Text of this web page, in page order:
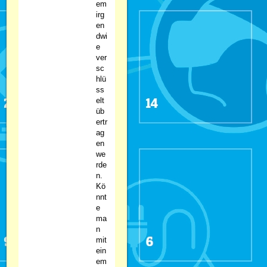
em
irg
en
dwi
e
ver
sc
hlü
ss
elt
üb
ertr
ag
en
we
rde
n.
Kö
nnt
e
ma
n
mit
ein
em